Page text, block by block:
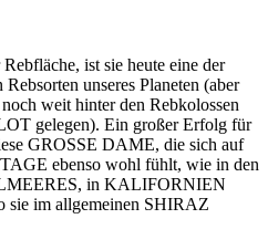
ist sie heute eine der
unseres Planeten (aber
weit hinter den Rebkolossen
gelegen). Ein großer Erfolg für
GROSSE DAME, die sich auf
ebenso wohl fühlt, wie in den
in KALIFORNIEN
im allgemeinen SHIRAZ